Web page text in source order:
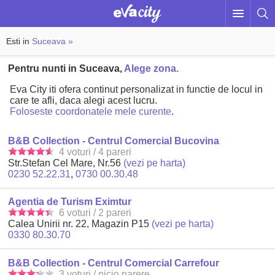
Esti in Suceava »
Pentru nunti in Suceava, Alege zona.
Eva City iti ofera continut personalizat in functie de locul in
care te afli, daca alegi acest lucru.
Foloseste coordonatele mele curente.
B&B Collection - Centrul Comercial Bucovina
4 voturi / 4 pareri
Str.Stefan Cel Mare, Nr.56 (vezi pe harta)
0230 52.22.31,0730 00.30.48
Agentia de Turism Eximtur
6 voturi / 2 pareri
Calea Unirii nr. 22, Magazin P15 (vezi pe harta)
0330 80.30.70
B&B Collection - Centrul Comercial Carrefour